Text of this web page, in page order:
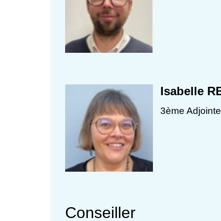
Isabelle
3ème Adjointe
Conseiller